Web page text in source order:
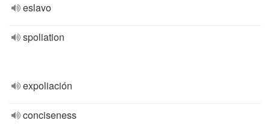
eslavo
spoliation
expoliación
conciseness